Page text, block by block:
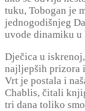
tuku, Tobogan je
jednogodišnjeg
uvode dinamiku u
Dječica u
najljepših prizora
Vrt je postala i
Chablis, čitali
tri dana toliko